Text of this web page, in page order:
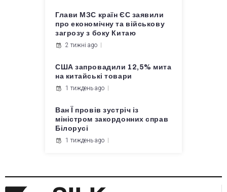
Глави МЗС країн ЄС заявили
про економічну та військову
загрозу з боку Китаю
2 тижні ago
США запровадили 12,5% мита
на китайські товари
1 тиждень ago
Ван Ї провів зустріч із
міністром закордонних справ
Білорусі
1 тиждень ago